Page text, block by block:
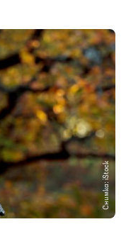
Снимка: iStock